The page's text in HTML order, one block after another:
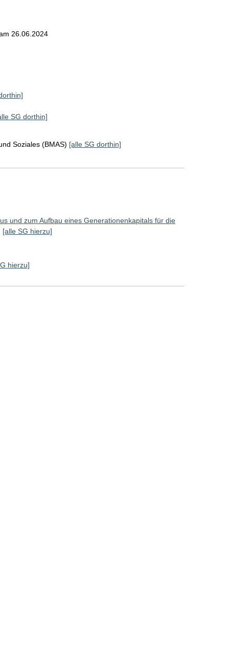
26.06.2024
SG dorthin]
Soziales (BMAS) [alle SG dorthin]
und zum Aufbau eines Generationenkapitals für die
[alle SG hierzu]
hierzu]